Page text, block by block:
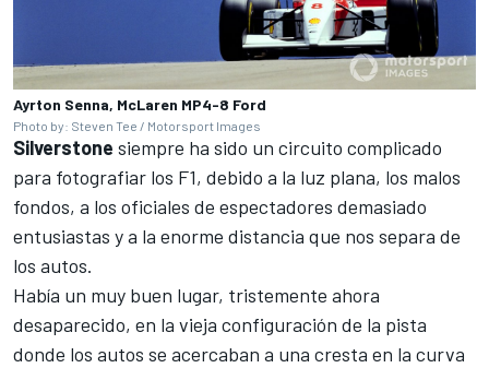
Ayrton Senna, McLaren MP4-8 Ford
Photo by: Steven Tee / Motorsport Images
Silverstone siempre ha sido un circuito complicado
para fotografiar los F1, debido a la luz plana, los malos
fondos, a los oficiales de espectadores demasiado
entusiastas y a la enorme distancia que nos separa de
los autos.
Había un muy buen lugar, tristemente ahora
desaparecido, en la vieja configuración de la pista
donde los autos se acercaban a una cresta en la curva